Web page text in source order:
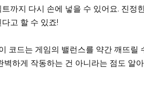
트까지 다시 손에 넣을 수 있어요. 진정
고 할 수 있죠!
코드는 게임의 밸런스를 약간 깨뜨릴
벽하게 작동하는 건 아니라는 점도 알